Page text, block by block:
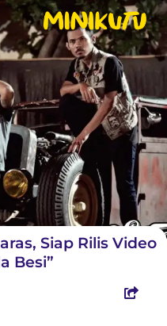
Siap Rilis Video
Besi”